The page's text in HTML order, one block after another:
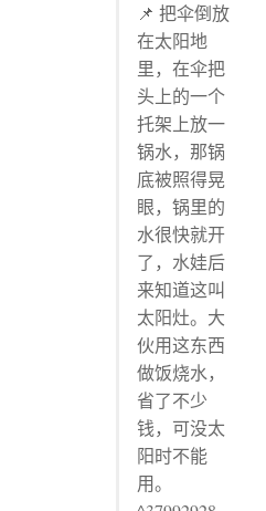
📌 把伞倒放
在太阳地
里，在伞把
头上的一个
托架上放一
锅水，那锅
底被照得晃
眼，锅里的
水很快就开
了，水娃后
来知道这叫
太阳灶。大
伙用这东西
做饭烧水，
省了不少
钱，可没太
阳时不能
用。